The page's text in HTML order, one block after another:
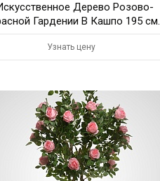
Дерево Розово-
Гардении В Кашпо 195 см.
Узнать цену